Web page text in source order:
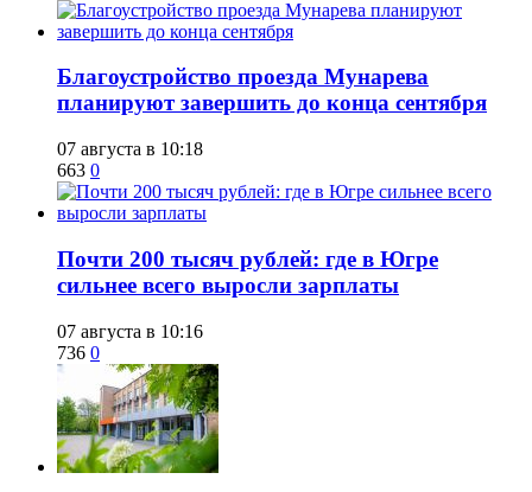
Благоустройство проезда Мунарева
планируют завершить до конца сентября
07 августа в 10:18
663 0
​Почти 200 тысяч рублей: где в Югре
сильнее всего выросли зарплаты
07 августа в 10:16
736 0